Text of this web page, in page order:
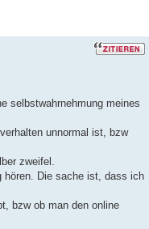
selbstwahrnehmung meines
unnormal ist, bzw
zweifel.
hören. Die sache ist, dass ich
bzw ob man den online